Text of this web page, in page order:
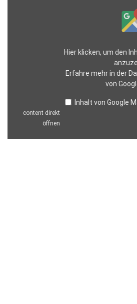
Google
Maps
anzeigen
Hier klicken, um den
Erfahre mehr in der
von
Inhalt von Google
content direkt
öffnen